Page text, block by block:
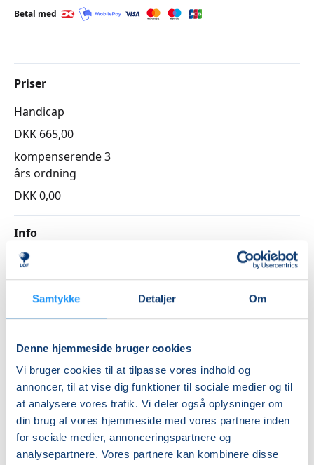
Samtykke Detaljer Om
Denne hjemmeside bruger cookies
Vi bruger cookies til at tilpasse vores indhold og
annoncer, til at vise dig funktioner til sociale medier og til
at analysere vores trafik. Vi deler også oplysninger om
din brug af vores hjemmeside med vores partnere inden
for sociale medier, annonceringspartnere og
analysepartnere. Vores partnere kan kombinere disse
Betal med
Priser
Handicap
DKK 665,00
kompenserende 3
års ordning
DKK 0,00
Info
Nummer
AE26
Første mødegang
Sidste mødegang
tirsdag 08.12.2026, kl. 09.00 - 09.30
Antal mødegange
14mødegange
Adresse